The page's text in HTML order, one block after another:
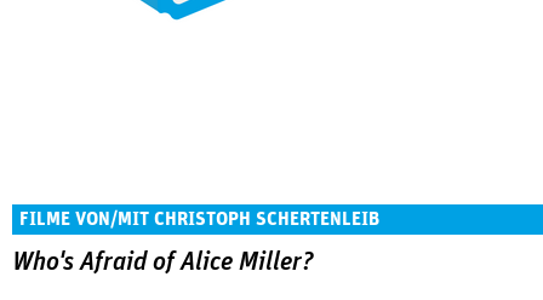
FILME VON/MIT CHRISTOPH SCHERTENLEIB
Who's Afraid of Alice Miller?